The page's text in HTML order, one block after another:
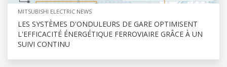
MITSUBISHI ELECTRIC NEWS
LES SYSTÈMES D'ONDULEURS DE GARE OPTIMISENT
L'EFFICACITÉ ÉNERGÉTIQUE FERROVIAIRE GRÂCE À UN
SUIVI CONTINU